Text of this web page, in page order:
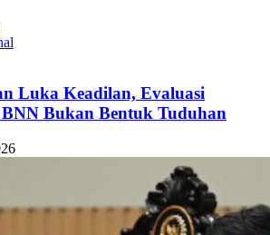
Luka Keadilan, Evaluasi
Bukan Bentuk Tuduhan